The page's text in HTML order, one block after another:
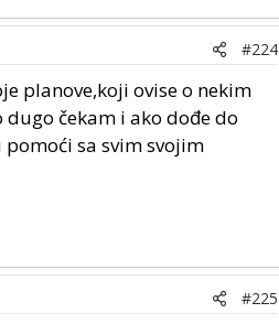
#224
planove,koji ovise o nekim
čekam i ako dođe do
sa svim svojim
#225